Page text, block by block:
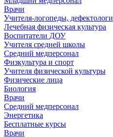
Врачи
Учителя-логопеды, дефектологи
Лечебная физическая культура
Воспитатели ДОУ
Учителя средней школы
Средний медперсонал
Физкультура и спорт
Учителя физической культуры
Физические лица
Биология
Врачи
Средний медперсонал
Энергетика
Бесплатные курсы
Врачи